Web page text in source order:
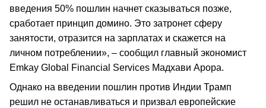
введения 50% пошлин начнет сказываться позже,
сработает принцип домино. Это затронет сферу
занятости, отразится на зарплатах и скажется на
личном потреблении», – сообщил главный экономист
Emkay Global Financial Services Мадхави Арора.
Однако на введении пошлин против Индии Трамп
решил не останавливаться и призвал европейские